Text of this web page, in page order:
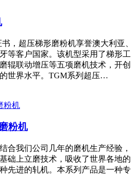
，超压梯形磨粉机享誉澳大利亚、
等客户国家。该机型采用了梯形工
辊联动增压等五项磨机技术，开创
世界水平。TGM系列超压…
粉机
合我们公司几年的磨机生产经验，
础上立磨技术，吸收了世界各地的
先进的轧机。本系列产品是一种专